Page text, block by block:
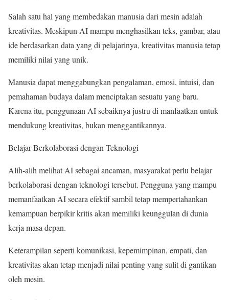
Salah satu hal yang membedakan manusia dari mesin adalah
kreativitas. Meskipun AI mampu menghasilkan teks, gambar, atau
ide berdasarkan data yang di pelajarinya, kreativitas manusia tetap
memiliki nilai yang unik.
Manusia dapat menggabungkan pengalaman, emosi, intuisi, dan
pemahaman budaya dalam menciptakan sesuatu yang baru.
Karena itu, penggunaan AI sebaiknya justru di manfaatkan untuk
mendukung kreativitas, bukan menggantikannya.
Belajar Berkolaborasi dengan Teknologi
Alih-alih melihat AI sebagai ancaman, masyarakat perlu belajar
berkolaborasi dengan teknologi tersebut. Pengguna yang mampu
memanfaatkan AI secara efektif sambil tetap mempertahankan
kemampuan berpikir kritis akan memiliki keunggulan di dunia
kerja masa depan.
Keterampilan seperti komunikasi, kepemimpinan, empati, dan
kreativitas akan tetap menjadi nilai penting yang sulit di gantikan
oleh mesin.